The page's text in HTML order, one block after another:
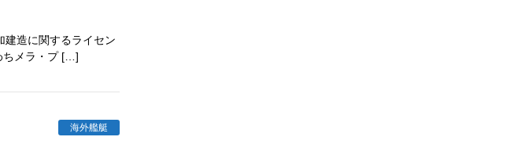
造に関するライセン
ちメラ・プ […]
海外艦艇